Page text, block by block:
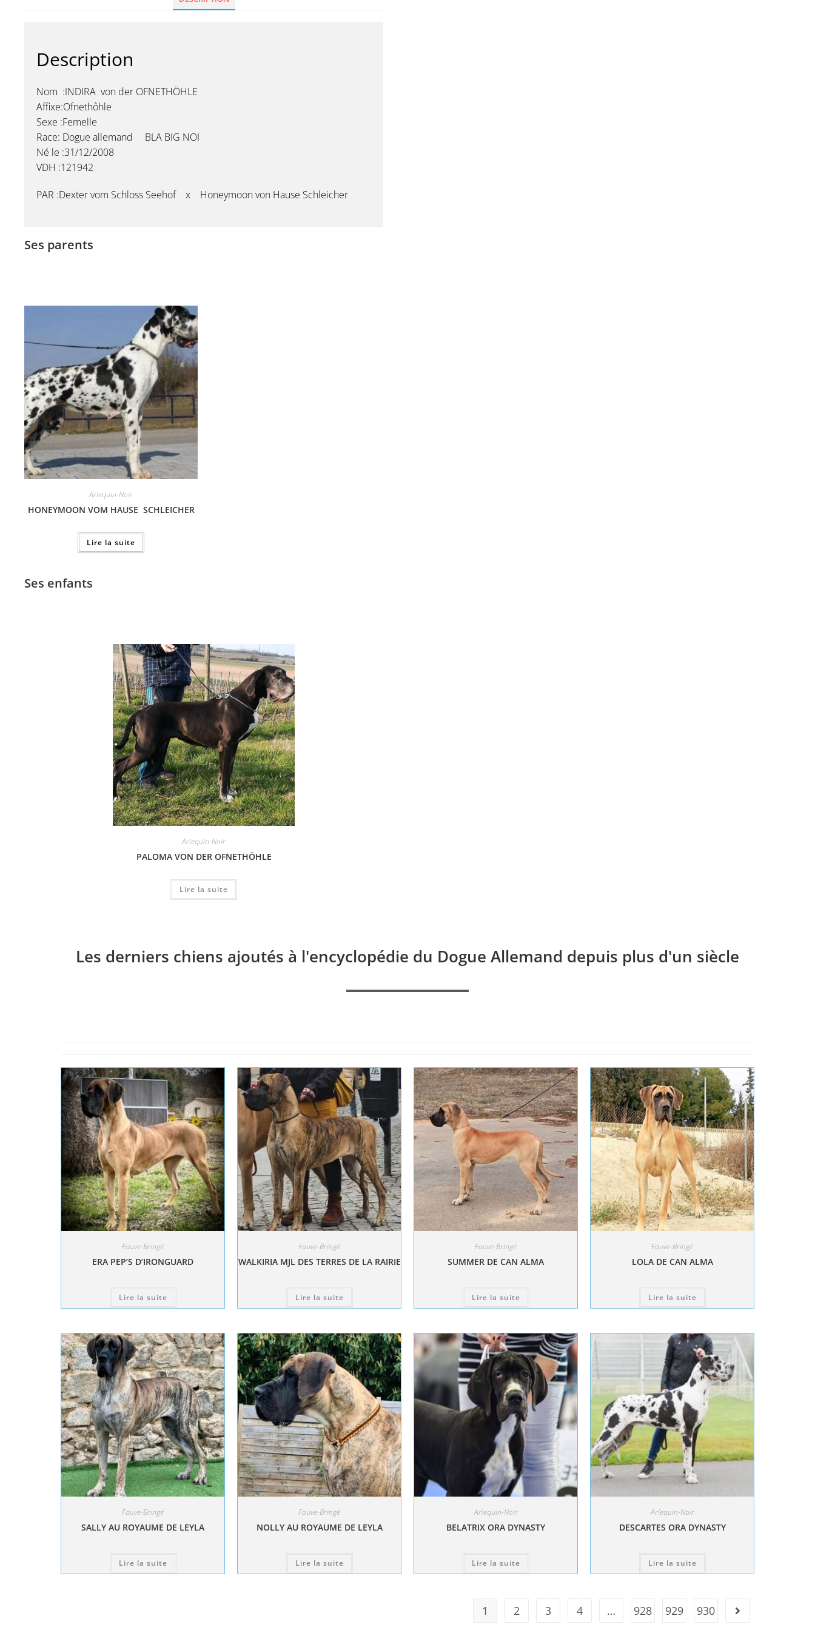
Description
Nom :INDIRA von der OFNETHÖHLE
Affixe:Ofnethôhle
Sexe :Femelle
Race: Dogue allemand BLA BIG NOI
Né le :31/12/2008
VDH :121942
PAR :Dexter vom Schloss Seehof x Honeymoon von Hause Schleicher
Ses parents
Arlequin-Noir
HONEYMOON VOM HAUSE SCHLEICHER
Lire la suite
Ses enfants
Arlequin-Noir
PALOMA VON DER OFNETHÖHLE
Lire la suite
Les derniers chiens ajoutés à l'encyclopédie du Dogue Allemand depuis plus d'un siècle
Fauve-Bringé
ERA PEP’S D’IRONGUARD
Lire la suite
Fauve-Bringé
WALKIRIA MJL DES TERRES DE LA RAIRIE
Lire la suite
Fauve-Bringé
SUMMER DE CAN ALMA
Lire la suite
Fauve-Bringé
LOLA DE CAN ALMA
Lire la suite
Fauve-Bringé
SALLY AU ROYAUME DE LEYLA
Lire la suite
Fauve-Bringé
NOLLY AU ROYAUME DE LEYLA
Lire la suite
Arlequin-Noir
BELATRIX ORA DYNASTY
Lire la suite
Arlequin-Noir
DESCARTES ORA DYNASTY
Lire la suite
1 2 3 4 … 928 929 930